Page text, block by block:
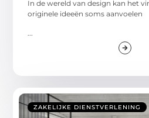
In de wereld van design kan het
originele ideeën soms aanvoelen
ZAKELIJKE DIENSTVERLENING